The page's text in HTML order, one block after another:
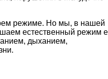
режиме. Но мы, в нашей
естественный режим
дыханием,